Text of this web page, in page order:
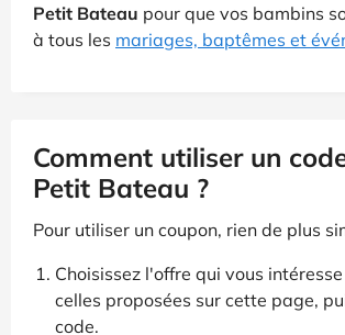
Petit Bateau pour que vos bambins
à tous les mariages, baptêmes et
Comment utiliser un
Petit Bateau ?
Pour utiliser un coupon, rien de plus
Choisissez l'offre qui vous
celles proposées sur cette page,
code.